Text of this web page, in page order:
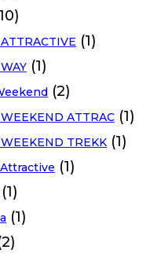
(1)
(1)
(2)
ATTRAC (1)
TREKK (1)
(1)
(1)
(1)